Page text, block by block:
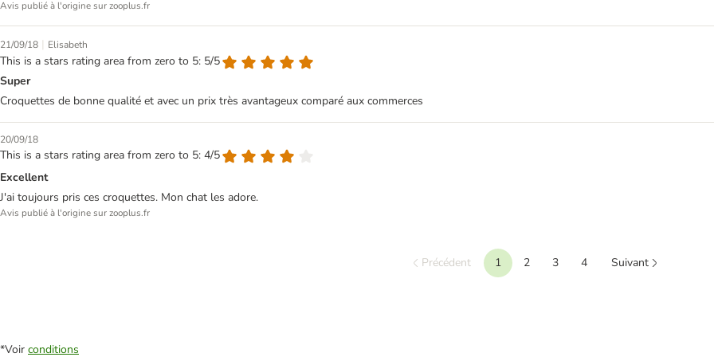
Avis publié à l'origine sur zooplus.fr
21/09/18 | Elisabeth
This is a stars rating area from zero to 5: 5/5
Super
Croquettes de bonne qualité et avec un prix très avantageux comparé aux commerces
20/09/18
This is a stars rating area from zero to 5: 4/5
Excellent
J'ai toujours pris ces croquettes. Mon chat les adore.
Avis publié à l'origine sur zooplus.fr
Précédent 1 2 3 4 Suivant
*Voir conditions